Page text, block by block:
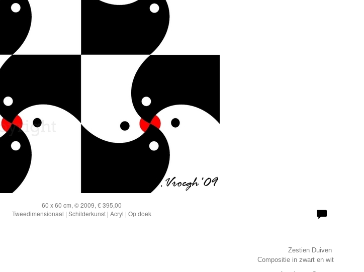
60 x 60 cm, © 2009, € 395,00
Tweedimensionaal | Schilderkunst | Acryl | Op doek
Zestien Duiven
Compositie in zwart en wit